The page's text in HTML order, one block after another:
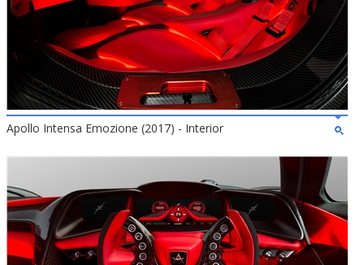
Apollo Intensa Emozione (2017) - Interior